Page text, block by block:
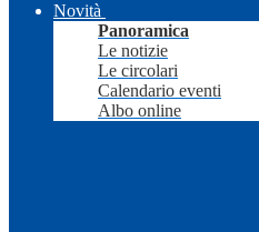
Novità
Panoramica
Le notizie
Le circolari
Calendario eventi
Albo online